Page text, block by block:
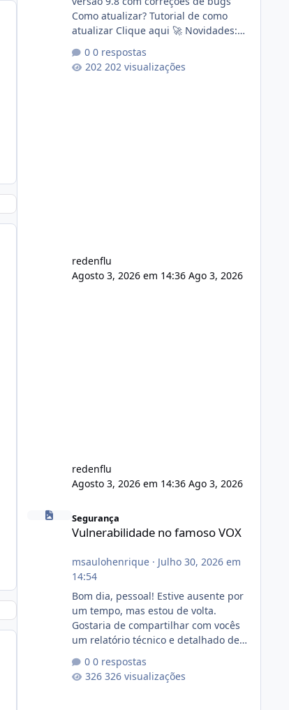
Como atualizar? Tutorial de como
atualizar Clique aqui 🚀 Novidades:
publico para consulta de sub.dominio
autorizado a usasr o isistem:
0 respostas
202 visualizações
redenflu
Agosto 3, 2026 em 14:36 Ago 3, 2026
redenflu
Agosto 3, 2026 em 14:36 Ago 3, 2026
Vulnerabilidade no famoso VOX
Segurança
Vulnerabilidade no famoso VOX
msaulohenrique· Julho 30, 2026 em
14:54
Bom dia, pessoal! Estive ausente por
um tempo, mas estou de volta.
Gostaria de compartilhar com vocês
um relatório técnico e detalhado de
conformidade referente
ao VOXPANEL (versão atualmente em
0 respostas
326 visualizações